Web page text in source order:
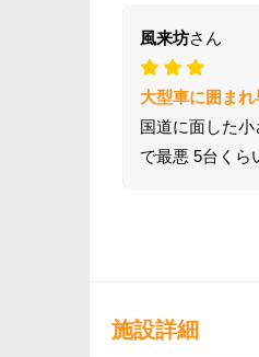
風来坊さん
大型車に囲ま
国道に面した
で最悪 5台くら
施設詳細